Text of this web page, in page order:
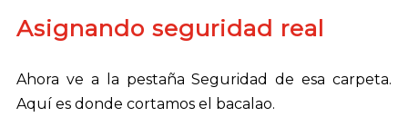
Asignando seguridad real
Ahora ve a la pestaña Seguridad de esa carpeta.
Aquí es donde cortamos el bacalao.